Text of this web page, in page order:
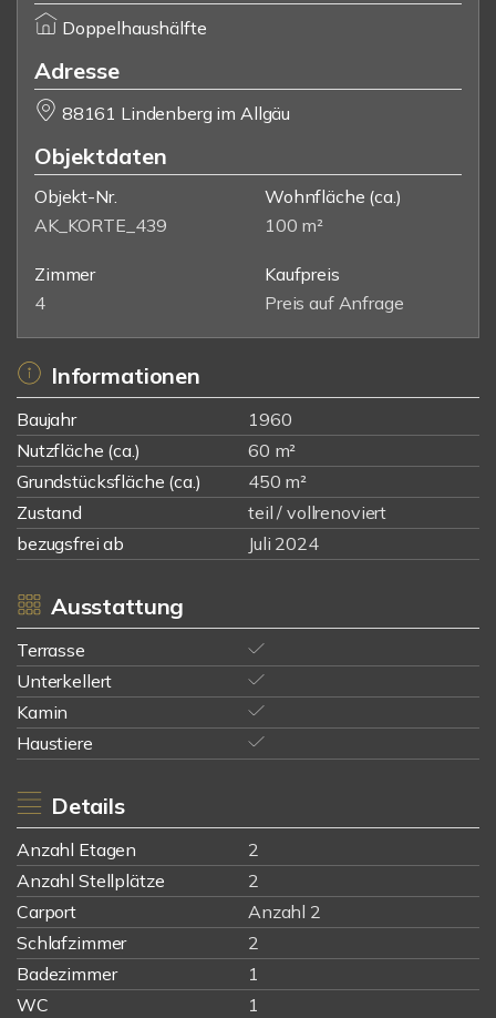
Doppelhaushälfte
Adresse
88161 Lindenberg im Allgäu
Objektdaten
Objekt-Nr.
AK_KORTE_439
Wohnfläche (ca.)
100 m²
Zimmer
4
Kaufpreis
Preis auf Anfrage
Informationen
Baujahr
1960
Nutzfläche (ca.)
60 m²
Grundstücksfläche (ca.)
450 m²
Zustand
teil / vollrenoviert
bezugsfrei ab
Juli 2024
Ausstattung
Terrasse
Unterkellert
Kamin
Haustiere
Details
Anzahl Etagen
2
Anzahl Stellplätze
2
Carport
Anzahl 2
Schlafzimmer
2
Badezimmer
1
WC
1